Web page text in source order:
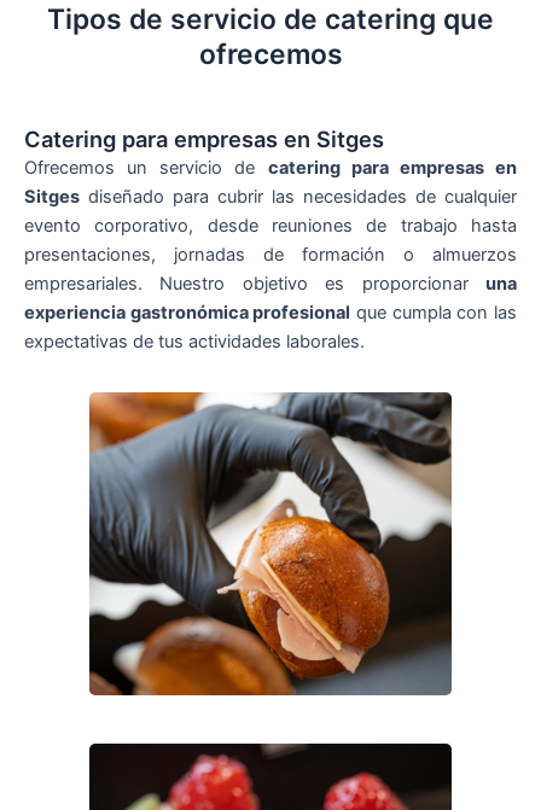
Tipos de servicio de catering que
ofrecemos
Catering para empresas en Sitges
Ofrecemos un servicio de catering para empresas en
Sitges diseñado para cubrir las necesidades de cualquier
evento corporativo, desde reuniones de trabajo hasta
presentaciones, jornadas de formación o almuerzos
empresariales. Nuestro objetivo es proporcionar una
experiencia gastronómica profesional que cumpla con las
expectativas de tus actividades laborales.